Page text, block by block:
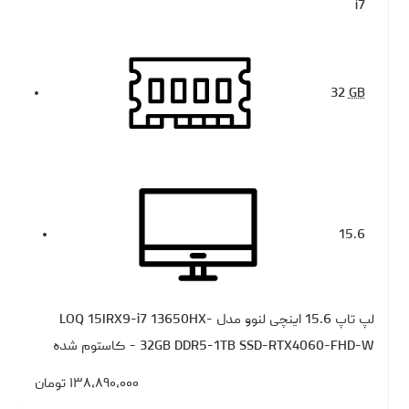
i7
32GB
15.6
لپ تاپ 15.6 اینچی لنوو مدل LOQ 15IRX9-i7 13650HX-
32GB DDR5-1TB SSD-RTX4060-FHD-W - کاستوم شده
۱۳۸،۸۹۰،۰۰۰ تومان